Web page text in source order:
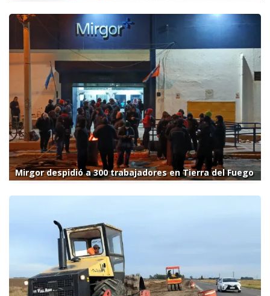
Mirgor despidió a 300 trabajadores en Tierra del Fuego